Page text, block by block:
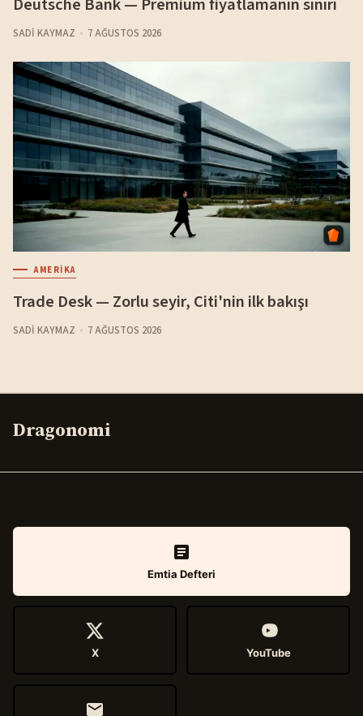
SADI KAYMAZ 7 AĞUSTOS 2026
AMERIKA
Trade Desk — Zorlu seyir, Citi'nin ilk bakışı
SADI KAYMAZ 7 AĞUSTOS 2026
Dragonomi
Emtia Defteri
X YouTube